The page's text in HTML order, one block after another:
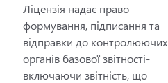
Ліцензія надає право
формування, підписання та
відправки до контролюючих
органів базової звітності-
включаючи звітність, що